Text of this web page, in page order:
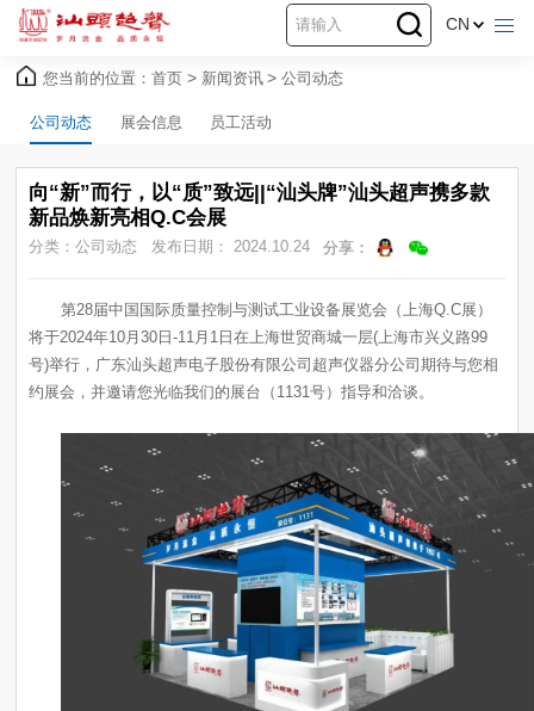
CN
您当前的位置：首页 > 新闻资讯 > 公司动态
公司动态 展会信息 员工活动
新品焕新亮相Q.C会展
分类：公司动态 发布日期： 2024.10.24 分享：
约展会，并邀请您光临我们的展台（1131号）指导和洽谈。